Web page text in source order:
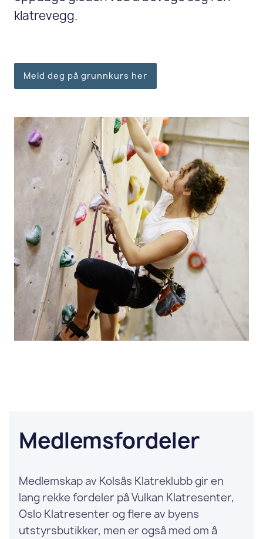
klatrevegg.
Meld deg på grunnkurs her
Medlemsfordeler
Medlemskap av Kolsås Klatreklubb gir en
lang rekke fordeler på Vulkan Klatresenter,
Oslo Klatresenter og flere av byens
utstyrsbutikker, men er også med om å